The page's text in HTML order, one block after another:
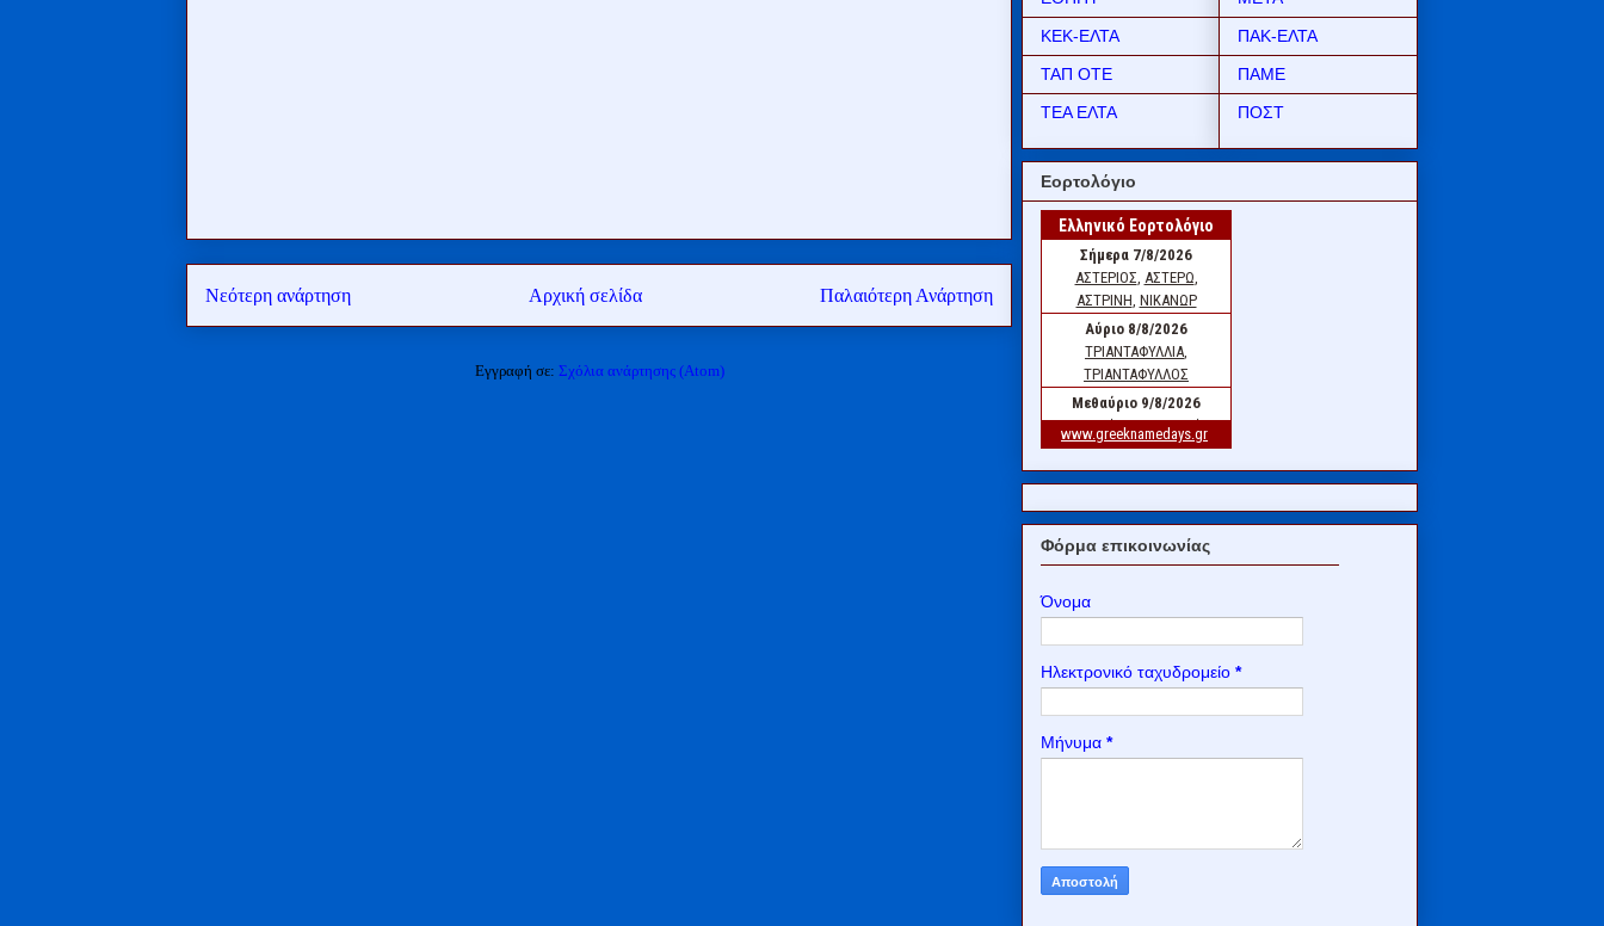
Νεότερη ανάρτηση Παλαιότερη Ανάρτηση
Αρχική σελίδα
Εγγραφή σε: Σχόλια ανάρτησης (Atom)
ΚΕΚ-ΕΛΤΑ
ΤΑΠ ΟΤΕ
ΤΕΑ ΕΛΤΑ
ΠΑΚ-ΕΛΤΑ
ΠΑΜΕ
ΠΟΣΤ
Εορτολόγιο
Φόρμα επικοινωνίας
Όνομα
Ηλεκτρονικό ταχυδρομείο *
Μήνυμα *